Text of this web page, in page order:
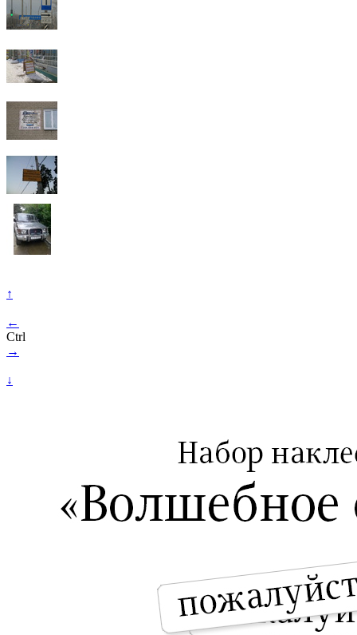
↑
←
Ctrl
→
↓